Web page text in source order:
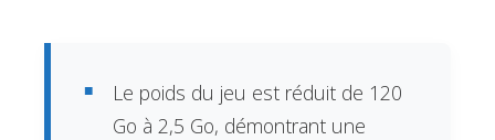
Le poids du jeu est réduit de 120
Go à 2,5 Go, démontrant une